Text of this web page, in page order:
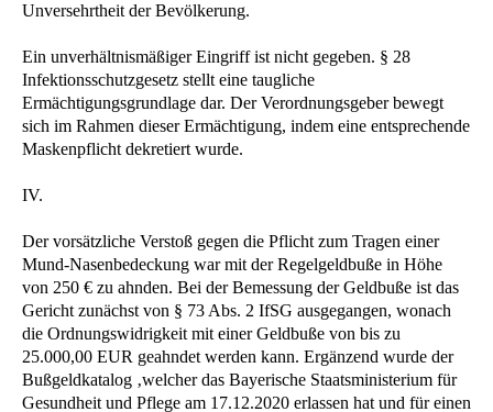
Unversehrtheit der Bevölkerung.
Ein unverhältnismäßiger Eingriff ist nicht gegeben. § 28
Infektionsschutzgesetz stellt eine taugliche
Ermächtigungsgrundlage dar. Der Verordnungsgeber bewegt
sich im Rahmen dieser Ermächtigung, indem eine entsprechende
Maskenpflicht dekretiert wurde.
IV.
Der vorsätzliche Verstoß gegen die Pflicht zum Tragen einer
Mund-Nasenbedeckung war mit der Regelgeldbuße in Höhe
von 250 € zu ahnden. Bei der Bemessung der Geldbuße ist das
Gericht zunächst von § 73 Abs. 2 IfSG ausgegangen, wonach
die Ordnungswidrigkeit mit einer Geldbuße von bis zu
25.000,00 EUR geahndet werden kann. Ergänzend wurde der
Bußgeldkatalog ‚welcher das Bayerische Staatsministerium für
Gesundheit und Pflege am 17.12.2020 erlassen hat und für einen